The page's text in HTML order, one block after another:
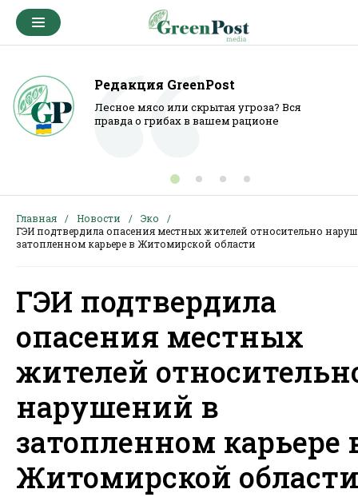
Редакция GreenPost
Лесное мясо или скрытая угроза? Вся
правда о грибах в вашем рационе
Главная Новости
Эко
ГЭИ подтвердила опасения местных жителей относительно
затопленном карьере в Житомирской области
ГЭИ подтвердила
опасения местных
жителей
нарушений в
затопленном карьере
Житомирской